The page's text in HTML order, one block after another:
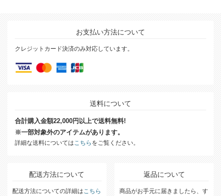
お支払い方法について
クレジットカード決済のみ対応しています。
送料について
合計購入金額22,000円以上で送料無料!
※一部対象外のアイテムがあります。
詳細な送料についてはこちら をご覧ください。
配送方法について
配送方法についての詳細はこちら
返品について
商品がお手元に届きましたら、す